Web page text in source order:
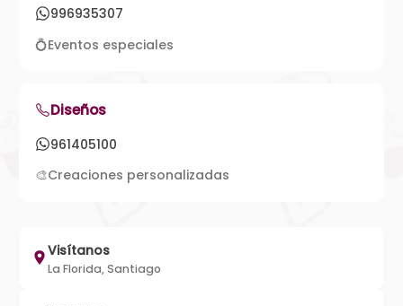
996935307
💍Eventos especiales
Diseños
961405100
🎨Creaciones personalizadas
Visítanos
La Florida, Santiago